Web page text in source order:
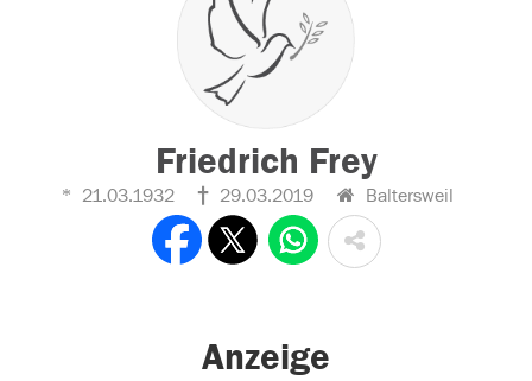
Friedrich Frey
21.03.1932 29.03.2019 Baltersweil
Anzeige